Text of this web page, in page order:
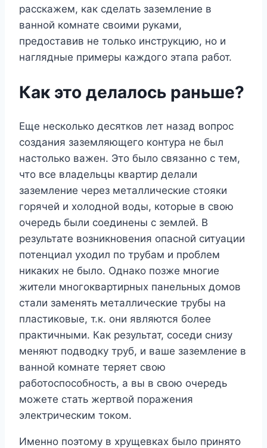
расскажем, как сделать заземление в
ванной комнате своими руками,
предоставив не только инструкцию, но и
наглядные примеры каждого этапа работ.
Как это делалось раньше?
Еще несколько десятков лет назад вопрос
создания заземляющего контура не был
настолько важен. Это было связанно с тем,
что все владельцы квартир делали
заземление через металлические стояки
горячей и холодной воды, которые в свою
очередь были соединены с землей. В
результате возникновения опасной ситуации
потенциал уходил по трубам и проблем
никаких не было. Однако позже многие
жители многоквартирных панельных домов
стали заменять металлические трубы на
пластиковые, т.к. они являются более
практичными. Как результат, соседи снизу
меняют подводку труб, и ваше заземление в
ванной комнате теряет свою
работоспособность, а вы в свою очередь
можете стать жертвой поражения
электрическим током.
Именно поэтому в хрущевках было принято